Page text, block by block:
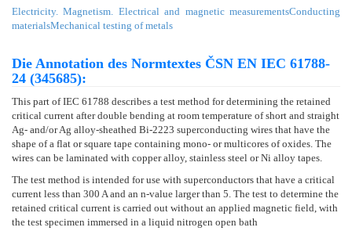
Electricity. Magnetism. Electrical and magnetic measurementsConducting
materialsMechanical testing of metals
Die Annotation des Normtextes ČSN EN IEC 61788-
24 (345685):
This part of IEC 61788 describes a test method for determining the retained
critical current after double bending at room temperature of short and straight
Ag- and/or Ag alloy-sheathed Bi-2223 superconducting wires that have the
shape of a flat or square tape containing mono- or multicores of oxides. The
wires can be laminated with copper alloy, stainless steel or Ni alloy tapes.
The test method is intended for use with superconductors that have a critical
current less than 300 A and an n-value larger than 5. The test to determine the
retained critical current is carried out without an applied magnetic field, with
the test specimen immersed in a liquid nitrogen open bath